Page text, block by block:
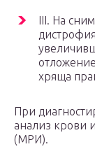
ІІІ. На
хряща
При
анализ крови
(МРИ).